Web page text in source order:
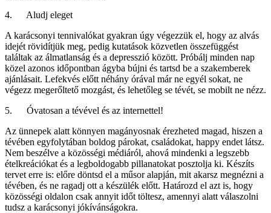
4. Aludj eleget
A karácsonyi tennivalókat gyakran úgy végezzük el, hogy az alvás
idejét rövidítjük meg, pedig kutatások közvetlen összefüggést
találtak az álmatlanság és a depresszió között. Próbálj minden nap
közel azonos időpontban ágyba bújni és tartsd be a szakemberek
ajánlásait. Lefekvés előtt néhány órával már ne egyél sokat, ne
végezz megerőltető mozgást, és lehetőleg se tévét, se mobilt ne nézz.
5. Óvatosan a tévével és az internettel!
Az ünnepek alatt könnyen magányosnak érezheted magad, hiszen a
tévében egyfolytában boldog párokat, családokat, happy endet látsz.
Nem beszélve a közösségi médiáról, ahová mindenki a legszebb
ételkreációkat és a legboldogabb pillanatokat posztolja ki. Készíts
tervet erre is: előre döntsd el a műsor alapján, mit akarsz megnézni a
tévében, és ne ragadj ott a készülék előtt. Határozd el azt is, hogy
közösségi oldalon csak annyit időt töltesz, amennyi alatt válaszolni
tudsz a karácsonyi jókívánságokra.